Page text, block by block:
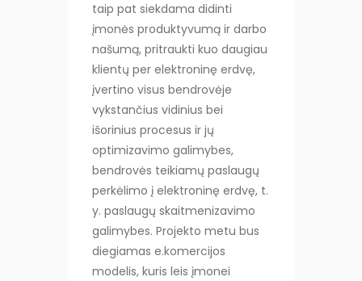
taip pat siekdama didinti
įmonės produktyvumą ir darbo
našumą, pritraukti kuo daugiau
klientų per elektroninę erdvę,
įvertino visus bendrovėje
vykstančius vidinius bei
išorinius procesus ir jų
optimizavimo galimybes,
bendrovės teikiamų paslaugų
perkėlimo į elektroninę erdvę, t.
y. paslaugų skaitmenizavimo
galimybes. Projekto metu bus
diegiamas e.komercijos
modelis, kuris leis įmonei